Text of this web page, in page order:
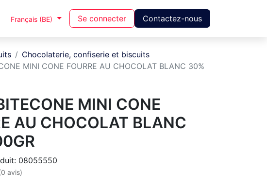
Français (BE) Se connecter Contactez-nous
Chocolaterie, confiserie et biscuits
MINI CONE FOURRE AU CHOCOLAT BLANC 30%
MINI CONE
AU CHOCOLAT BLANC
08055550
avis)